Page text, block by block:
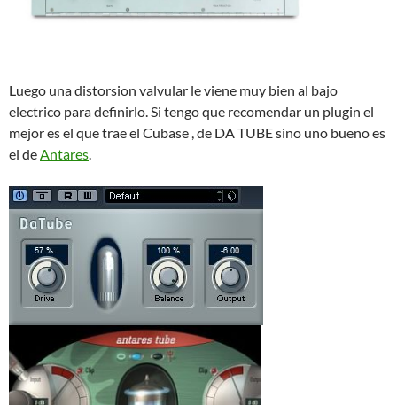
Luego una distorsion valvular le viene muy bien al bajo
electrico para definirlo. Si tengo que recomendar un plugin el
mejor es el que trae el Cubase , de DA TUBE sino uno bueno es
el deAntares.